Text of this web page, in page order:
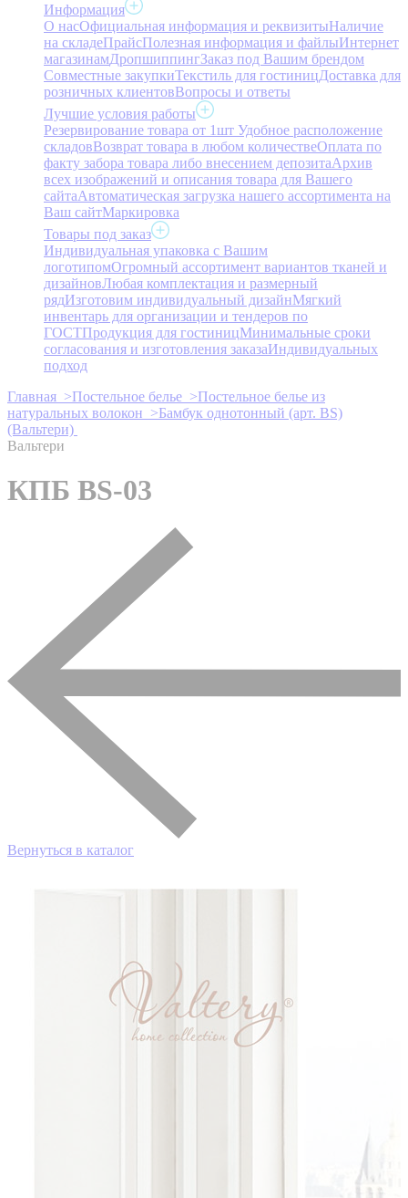
Информация
О насОфициальная информация и реквизитыНаличие
на складеПрайсПолезная информация и файлыИнтернет
магазинамДропшиппингЗаказ под Вашим брендом
Совместные закупкиТекстиль для гостиницДоставка для
розничных клиентовВопросы и ответы
Лучшие условия работы
Резервирование товара от 1шт Удобное расположение
складовВозврат товара в любом количествеОплата по
факту забора товара либо внесением депозитаАрхив
всех изображений и описания товара для Вашего
сайтаАвтоматическая загрузка нашего ассортимента на
Ваш сайтМаркировка
Товары под заказ
Индивидуальная упаковка с Вашим
логотипомОгромный ассортимент вариантов тканей и
дизайновЛюбая комплектация и размерный
рядИзготовим индивидуальный дизайнМягкий
инвентарь для организации и тендеров по
ГОСТПродукция для гостиницМинимальные сроки
согласования и изготовления заказаИндивидуальных
подход
Главная >Постельное белье >Постельное белье из
натуральных волокон >Бамбук однотонный (арт. BS)
(Вальтери)
Вальтери
КПБ BS-03
Вернуться в каталог